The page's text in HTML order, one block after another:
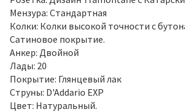
Мензура: Стандартная
Колки: Колки высокой точности с
Сатиновое покрытие.
Анкер: Двойной
Лады: 20
Покрытие: Глянцевый лак
Струны: D'Addario EXP
Цвет: Натуральный.